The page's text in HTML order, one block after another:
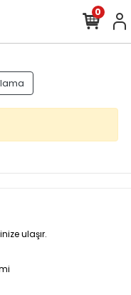
0
ulaşır.